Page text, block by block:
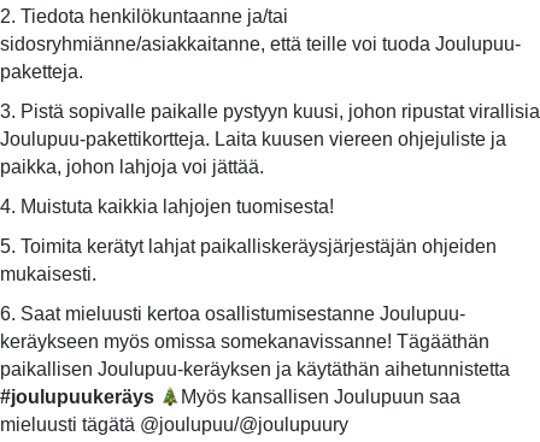
2. Tiedota henkilökuntaanne ja/tai
sidosryhmiänne/asiakkaitanne, että teille voi tuoda Joulupuu-
paketteja.
3. Pistä sopivalle paikalle pystyyn kuusi, johon ripustat virallisia
Joulupuu-pakettikortteja. Laita kuusen viereen ohjejuliste ja
paikka, johon lahjoja voi jättää.
4. Muistuta kaikkia lahjojen tuomisesta!
5. Toimita kerätyt lahjat paikalliskeräysjärjestäjän ohjeiden
mukaisesti.
6. Saat mieluusti kertoa osallistumisestanne Joulupuu-
keräykseen myös omissa somekanavissanne! Tägääthän
paikallisen Joulupuu-keräyksen ja käytäthän aihetunnistetta
#joulupuukeräys
Myös kansallisen Joulupuun saa
mieluusti tägätä @joulupuu/@joulupuury